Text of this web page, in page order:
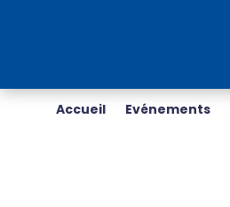
Accueil Evénements